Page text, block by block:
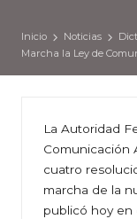
Inicio Noticias
Marcha la Ley de
La Autoridad
Comunicación
cuatro
marcha de la
publicó hoy en